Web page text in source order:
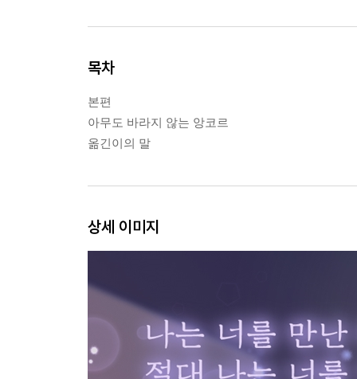
목차
본편
아무도 바라지 않는 앙코르
옮긴이의 말
상세 이미지